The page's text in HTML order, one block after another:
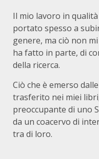
Il mio lavoro in
portato spesso a
genere, ma ciò non
ha fatto in parte, di
della ricerca.
Ciò che è emerso
trasferito nei miei
preoccupante di uno
da un coacervo di
tra di loro.